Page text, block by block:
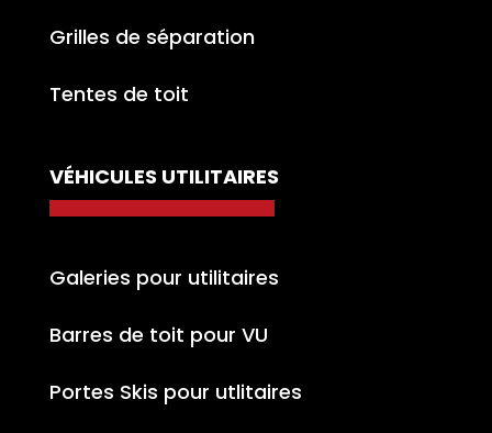
Grilles de séparation
Tentes de toit
VÉHICULES UTILITAIRES
Galeries pour utilitaires
Barres de toit pour VU
Portes Skis pour utlitaires